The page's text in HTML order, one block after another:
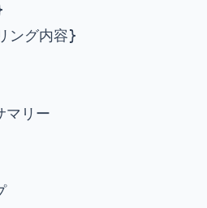
ング内容}
リー